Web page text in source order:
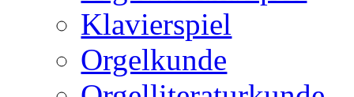
Klavierspiel
Orgelkunde